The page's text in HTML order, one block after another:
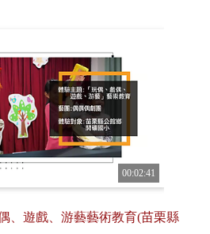
00:02:41
、遊戲、游藝藝術教育(苗栗縣